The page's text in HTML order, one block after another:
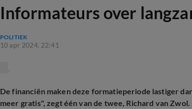
Informateurs over
POLITIEK
10 apr 2024, 22:41
De financiën maken deze formatieperiode lastiger
meer gratis", zegt één van de twee, Richard van